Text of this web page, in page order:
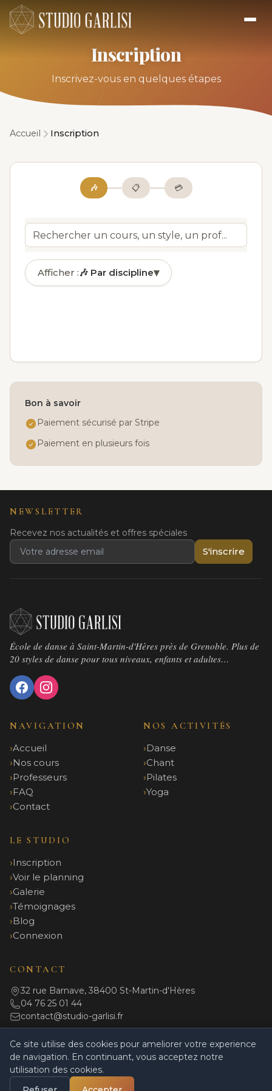
Inscription
Inscrivez-vous en quelques étapes
Accueil Inscription
🎶 📋 💳
Afficher :🎶 Par discipline▾
Bon à savoir
Paiement sécurisé par Stripe
Paiement en plusieurs fois
NEWSLETTER
Recevez nos actualités et offres spéciales
S'inscrire
École de danse à Saint-Martin-d'Hères près de Grenoble. Plus de
20 styles de danse pour tous niveaux, enfants et adultes…
NAVIGATION
Accueil
Nos cours
Professeurs
FAQ
Contact
NOS ACTIVITÉS
Danse
Chant
Pilates
Yoga
LE STUDIO
Inscription
Voir le planning
Galerie
Témoignages
Blog
Connexion
CONTACT
32 rue Barnave, 38400 St-Martin-d'Hères
04 76 25 01 44
contact@studio-garlisi.fr
© 2026 Studio Garlisi. Tous droits réservés.
Mentions légales|Politique de confidentialité
Règlement intérieur
Ce site utilise des cookies pour ameliorer votre experience
de navigation. En continuant, vous acceptez notre
utilisation des cookies.